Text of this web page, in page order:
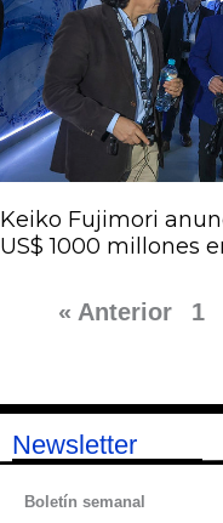
Keiko Fujimori
US$ 1000 millones
« Anterior 1
Newsletter
Boletín semanal